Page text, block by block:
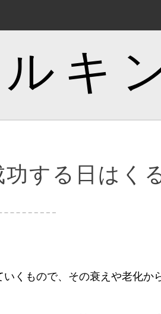
キ
する日はく
くもので、その衰えや老化か